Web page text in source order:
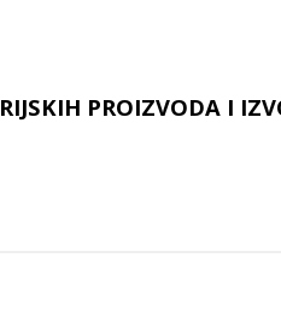
PROIZVODA I